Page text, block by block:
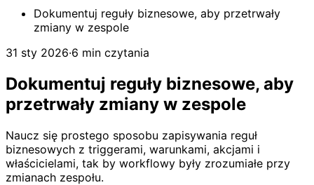
Dokumentuj reguły biznesowe, aby przetrwały
zmiany w zespole
31 sty 2026·6 min czytania
Dokumentuj reguły biznesowe, aby
przetrwały zmiany w zespole
Naucz się prostego sposobu zapisywania reguł
biznesowych z triggerami, warunkami, akcjami i
właścicielami, tak by workflowy były zrozumiałe przy
zmianach zespołu.